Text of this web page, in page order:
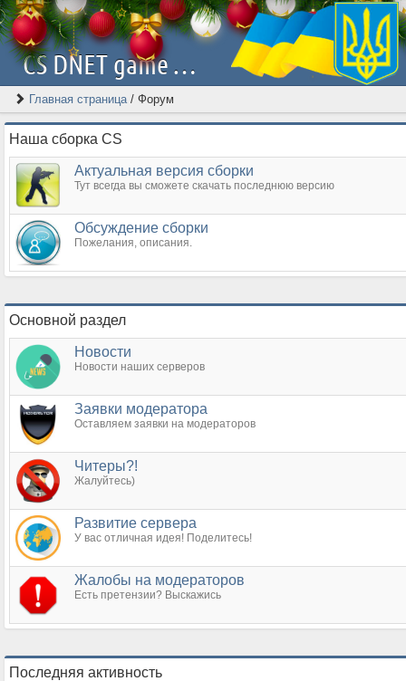
CS DNET game server | Скачать Counter-Strike 1.6 [2026]
Главная страница/ Форум
Наша сборка CS
Актуальная версия сборки
Тут всегда вы сможете скачать последнюю версию
Обсуждение сборки
Пожелания, описания.
Основной раздел
Новости
Новости наших серверов
Заявки модератора
Оставляем заявки на модераторов
Читеры?!
Жалуйтесь)
Развитие сервера
У вас отличная идея! Поделитесь!
Жалобы на модераторов
Есть претензии? Выскажись
Последняя активность